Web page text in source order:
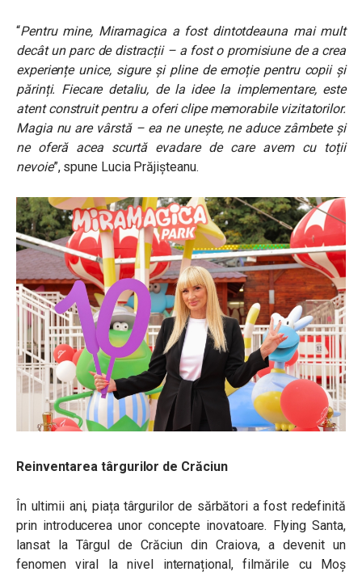
“Pentru mine, Miramagica a fost dintotdeauna mai mult
decât un parc de distracții – a fost o promisiune de a crea
experiențe unice, sigure și pline de emoție pentru copii și
părinți. Fiecare detaliu, de la idee la implementare, este
atent construit pentru a oferi clipe memorabile vizitatorilor.
Magia nu are vârstă – ea ne unește, ne aduce zâmbete și
ne oferă acea scurtă evadare de care avem cu toții
nevoie”, spune Lucia Prăjișteanu.
Reinventarea târgurilor de Crăciun
În ultimii ani, piața târgurilor de sărbători a fost redefinită
prin introducerea unor concepte inovatoare. Flying Santa,
lansat la Târgul de Crăciun din Craiova, a devenit un
fenomen viral la nivel internațional, filmările cu Moș